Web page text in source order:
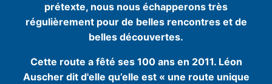
prétexte, nous nous échapperons très
régulièrement pour de belles rencontres et de
belles découvertes.
Cette route a fêté ses 100 ans en 2011. Léon
Auscher dit d'elle qu’elle est « une route unique